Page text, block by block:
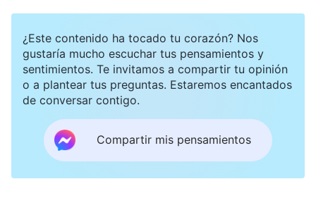
juzgarnos sobre la base de la obra de redención
del Señor, a fin de corregir nuestro carácter
satánico y nuestra naturaleza pecaminosa y
salvarnos plenamente del pecado, de modo que
Dios pueda conquistarnos. La obra y las palabras
de Dios Todopoderoso cumplen íntegramente
¿Este contenido ha tocado tu corazón? Nos
gustaría mucho escuchar tus pensamientos y
sentimientos. Te invitamos a compartir tu opinión
o a plantear tus preguntas. Estaremos encantados
de conversar contigo.
Compartir mis pensamientos